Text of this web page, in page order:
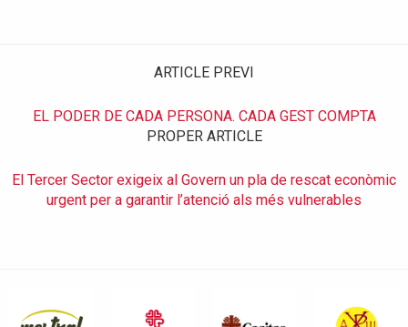
ARTICLE PREVI
EL PODER DE CADA PERSONA. CADA GEST COMPTA
PROPER ARTICLE
El Tercer Sector exigeix al Govern un pla de rescat econòmic
urgent per a garantir l’atenció als més vulnerables